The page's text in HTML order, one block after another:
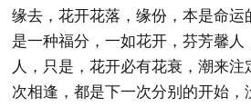
缘去，花开花落，缘份，本是命运
是一种福分，一如花开，芬芳馨人
人，只是，花开必有花衰，潮来
次相逢，都是下一次分别的开始，